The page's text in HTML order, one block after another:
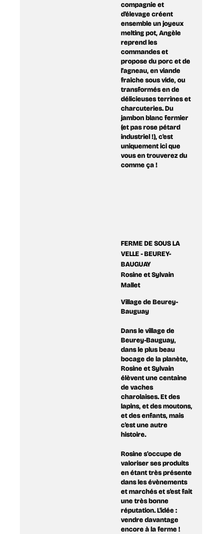
compagnie et
d'élevage créent
ensemble un joyeux
melting pot, Angèle
reprend les
commandes et
propose du porc et de
l'agneau, en viande
fraîche sous vide, ou
transformés en de
délicieuses terrines et
charcuteries. Du
jambon blanc fermier
(et pas rose pétard
industriel !), c'est
uniquement ici que
vous en trouverez du
comme ça !
FERME DE SOUS LA
VELLE - BEUREY-
BAUGUAY
Rosine et Sylvain
Mallet
Village de Beurey-
Bauguay
Dans le village de
Beurey-Bauguay,
dans le plus beau
bocage de la planète,
Rosine et Sylvain
élèvent une centaine
de vaches
charolaises. Et des
lapins, et des moutons,
et des enfants, mais
c'est une autre
histoire.
Rosine s'occupe de
valoriser ses produits
en étant très présente
dans les évènements
et marchés et s'est fait
une très bonne
réputation. L'idée :
vendre davantage
encore à la ferme !